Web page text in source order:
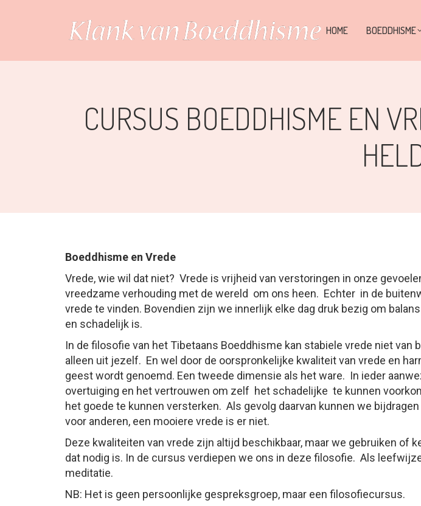
HOME BOEDDHISME
CURSUS BOEDDHISME EN
Boeddhisme en Vrede
Vrede, wie wil dat niet? Vrede is vrijheid van verstoringen in onze
vreedzame verhouding met de wereld om ons heen. Echter in de
vrede te vinden. Bovendien zijn we innerlijk elke dag druk bezig om
en schadelijk is.
In de filosofie van het Tibetaans Boeddhisme kan stabiele vrede niet van
alleen uit jezelf. En wel door de oorspronkelijke kwaliteit van vrede en
geest wordt genoemd. Een tweede dimensie als het ware. In ieder
overtuiging en het vertrouwen om zelf het schadelijke te kunnen
het goede te kunnen versterken. Als gevolg daarvan kunnen we
voor anderen, een mooiere vrede is er niet.
Deze kwaliteiten van vrede zijn altijd beschikbaar, maar we gebruiken of
dat nodig is. In de cursus verdiepen we ons in deze filosofie. Als
meditatie.
NB: Het is geen persoonlijke gespreksgroep, maar een filosofiecursus.